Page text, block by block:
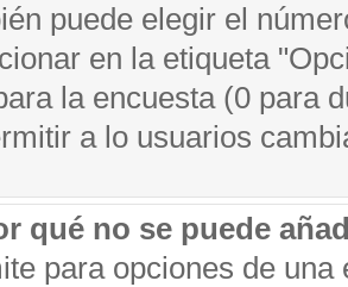
puede elegir el
en la etiqueta
la encuesta (0 para
a lo usuarios
qué no se puede
para opciones de una